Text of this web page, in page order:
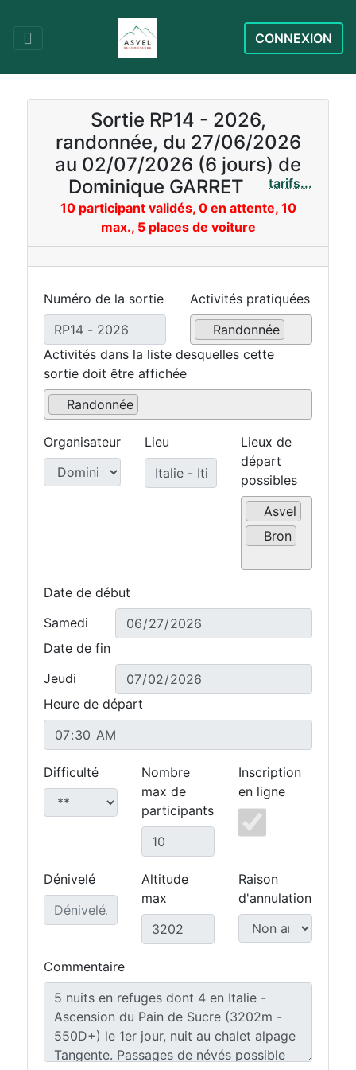
CONNEXION
Sortie RP14 - 2026,
randonnée, du 27/06/2026
au 02/07/2026 (6 jours) de
Dominique GARRET
tarifs...
10 participant validés, 0 en attente, 10
max., 5 places de voiture
Numéro de la sortie
Activités pratiquées
Randonnée
Activités dans la liste desquelles cette
sortie doit être affichée
Randonnée
Organisateur Lieu
Lieux de
départ
possibles
Asvel
Bron
Date de début
Samedi
Date de fin
Jeudi
Heure de départ
Difficulté
Nombre
max de
participants
Inscription
en ligne
Dénivelé
Altitude
max
Raison
d'annulation
Commentaire